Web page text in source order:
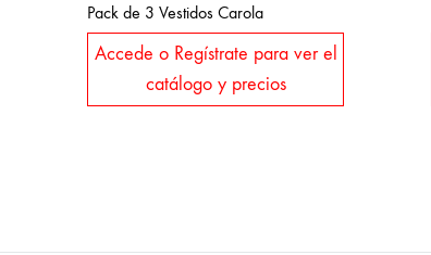
Pack de 3 Vestidos Carola
Accede o Regístrate para ver el
catálogo y precios